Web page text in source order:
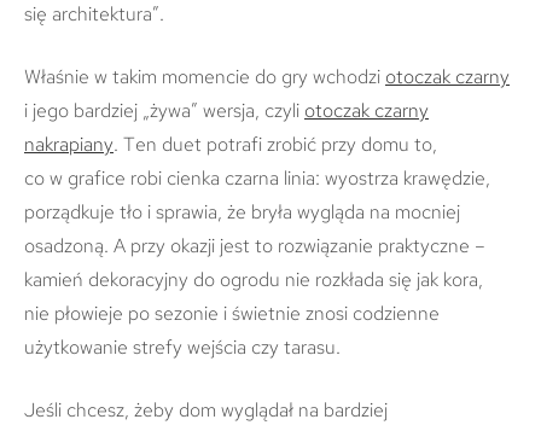
się architektura”.
Właśnie w takim momencie do gry wchodzi otoczak czarny
i jego bardziej „żywa” wersja, czyli otoczak czarny
nakrapiany. Ten duet potrafi zrobić przy domu to,
co w grafice robi cienka czarna linia: wyostrza krawędzie,
porządkuje tło i sprawia, że bryła wygląda na mocniej
osadzoną. A przy okazji jest to rozwiązanie praktyczne –
kamień dekoracyjny do ogrodu nie rozkłada się jak kora,
nie płowieje po sezonie i świetnie znosi codzienne
użytkowanie strefy wejścia czy tarasu.
Jeśli chcesz, żeby dom wyglądał na bardziej